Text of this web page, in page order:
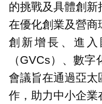
的挑戰及具體創
在優化創業及營商
創新增長、進
（GVCs）、數字
會議旨在通過亞太
作，助力中小企業